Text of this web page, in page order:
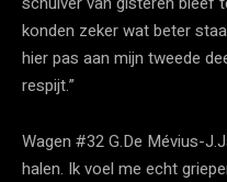
konden zeker wat beter
hier pas aan mijn tweede
respijt.”
Wagen #32 G.De Mévius-
halen. Ik voel me echt